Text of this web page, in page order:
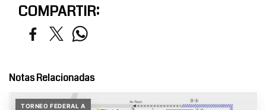
COMPARTIR:
Notas Relacionadas
TORNEO FEDERAL A